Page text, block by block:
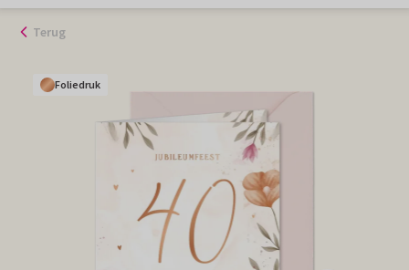
Terug
Foliedruk
Foliedruk
Foliedruk
Foliedruk
Foliedruk